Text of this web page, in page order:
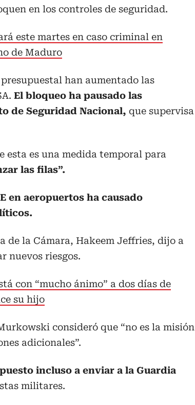
en los controles de seguridad.
este martes en caso criminal en
de Maduro
han aumentado las
El bloqueo ha pausado las
de Seguridad Nacional, que supervisa
esta es una medida temporal para
las filas”.
en aeropuertos ha causado
de la Cámara, Hakeem Jeffries, dijo a
nuevos riesgos.
con “mucho ánimo” a dos días de
su hijo
consideró que “no es la misión
adicionales”.
incluso a enviar a la Guardia
militares.